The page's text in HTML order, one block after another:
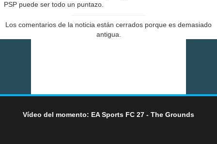
PSP puede ser todo un puntazo.
Los comentarios de la noticia están cerrados porque es demasiado
antigua.
Vídeo del momento: EA Sports FC 27 - The Grounds